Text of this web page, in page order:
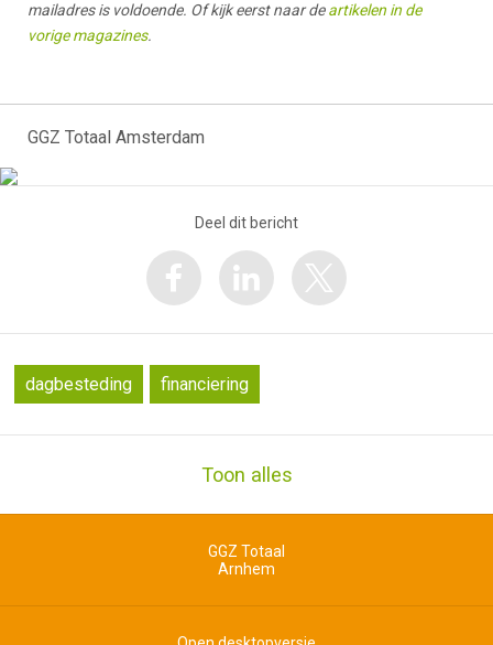
mailadres is voldoende. Of kijk eerst naar deartikelen in de
vorige magazines.
GGZ Totaal Amsterdam
Deel dit bericht
dagbesteding financiering
Toon alles
GGZ Totaal
Arnhem